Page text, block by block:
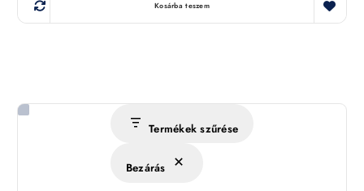
Kosárba teszem
Termékek szűrése
Bezárás